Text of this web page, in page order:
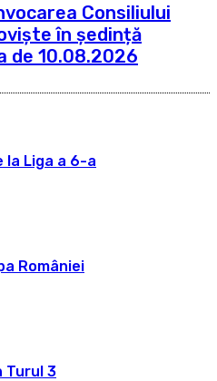
Consiliului
în ședință
de 10.08.2026
la Liga a 6-a
României
Turul 3